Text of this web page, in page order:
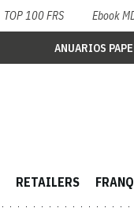
TOP 100 FRS Ebook
ANUARIOS
RETAILERS